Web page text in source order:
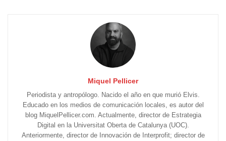
Miquel Pellicer
Periodista y antropólogo. Nacido el año en que murió Elvis.
Educado en los medios de comunicación locales, es autor del
blog MiquelPellicer.com. Actualmente, director de Estrategia
Digital en la Universitat Oberta de Catalunya (UOC).
Anteriormente, director de Innovación de Interprofit; director de